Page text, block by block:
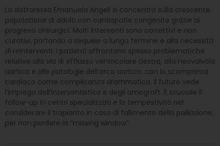
La dottoressa Emanuela Angeli si concentra sulla crescente
popolazione di adulti con cardiopatie congenite grazie ai
progressi chirurgici. Molti interventi sono correttivi e non
curativi, portando a sequele a lungo termine e alla necessità
di reinterventi. I pazienti affrontano spesso problematiche
relative alla via di efflusso ventricolare destra, alla neovalvola
aortica e alle patologie dell’arco aortico, con lo scompenso
cardiaco come complicanza drammatica. Il futuro vede
l’impiego dell’interventistica e degli omograft. È cruciale il
follow-up in centri specializzati e la tempestività nel
considerare il trapianto in caso di fallimento della palliazione,
per non perdere la “missing window”.